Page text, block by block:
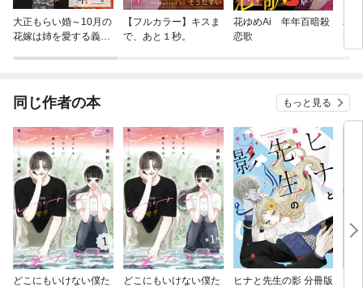
大正もらい婚～10月の
花嫁は姉を愛する義兄
【フルカラー】キスま
で、あと１秒。
花ゆめAi 年年百暗殺
恋歌
て
同じ作者の本 もっと見る
どこにもいけない僕た
どこにもいけない僕た
ヒナと先生の影 分冊版